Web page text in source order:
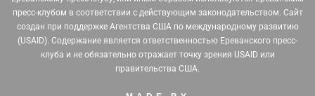
пресс-клубом в соответствии с действующим законодательством. Сайт
создан при поддержке Агентства США по международному развитию
(USAID). Содержание является ответственностью Ереванского пресс-
клуба и не обязательно отражает точку зрения USAID или
правительства США.